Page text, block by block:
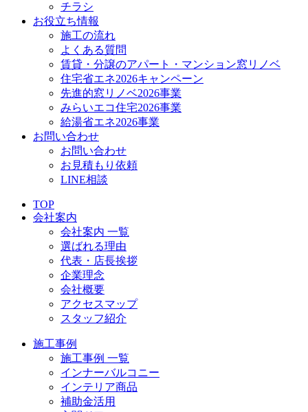
チラシ
お役立ち情報
施工の流れ
よくある質問
賃貸・分譲のアパート・マンション窓リノベ
住宅省エネ2026キャンペーン
先進的窓リノベ2026事業
みらいエコ住宅2026事業
給湯省エネ2026事業
お問い合わせ
お問い合わせ
お見積もり依頼
LINE相談
TOP
会社案内
会社案内 一覧
選ばれる理由
代表・店長挨拶
企業理念
会社概要
アクセスマップ
スタッフ紹介
施工事例
施工事例 一覧
インナーバルコニー
インテリア商品
補助金活用